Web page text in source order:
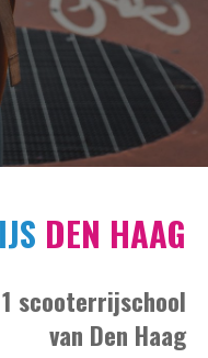
DEN HAAG
scooterrijschool
van Den Haag